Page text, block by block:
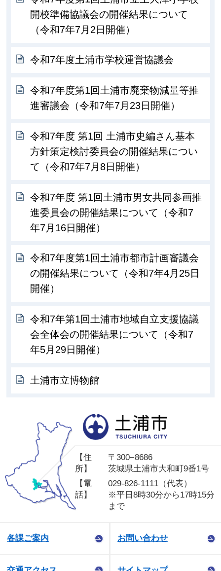
開校準備協議会の開催結果について
（令和7年7月2日開催）
令和7年度土浦市学校運営協議会
令和7年度第1回土浦市廃棄物減量等推
進審議会（令和7年7月23日開催）
令和7年度 第1回 土浦市史編さん基本
方針策定検討委員会の開催結果につい
て（令和7年7月8日開催）
令和7年度 第1回土浦市男女共同参画推
進委員会の開催結果について（令和7
年7月16日開催）
令和7年度第1回土浦市都市計画審議会
の開催結果について（令和7年4月25日
開催）
令和7年第1回土浦市地域自立支援協議
会全体会の開催結果について（令和7
年5月29日開催）
土浦市立博物館
【住
所】
〒300−8686
茨城県土浦市大和町9番1号
【電
話】
029-826-1111（代表）
※平日8時30分から17時15分
まで
各課ご案内 お問い合わせ